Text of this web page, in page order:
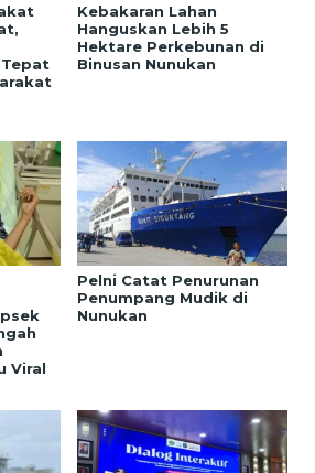
Kebakaran Lahan
Hanguskan Lebih 5
Hektare Perkebunan di
Binusan Nunukan
Viral
Pelni Catat Penurunan
Penumpang Mudik di
Nunukan